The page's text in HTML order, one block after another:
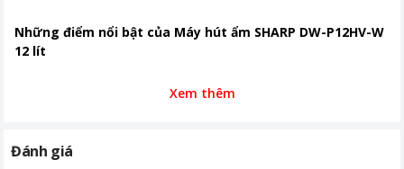
Nơi sản xuất
Trung Quốc
Những điểm nổi bật của Máy hút ẩm SHARP DW-P12HV-W
12 lít
Công suất hút ẩm 12 lít/ngày – Kiểm soát độ ẩm hiệu quả
lít/ngày trong điều kiện tiêu chuẩn (30 °C, 80 % RH), giúp giảm
Xem thêm
Đánh giá